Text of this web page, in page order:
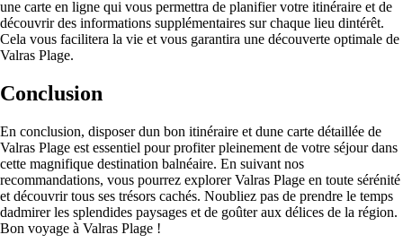
une carte en ligne qui vous permettra de planifier votre itinéraire et de
découvrir des informations supplémentaires sur chaque lieu dintérêt.
Cela vous facilitera la vie et vous garantira une découverte optimale de
Valras Plage.
Conclusion
En conclusion, disposer dun bon itinéraire et dune carte détaillée de
Valras Plage est essentiel pour profiter pleinement de votre séjour dans
cette magnifique destination balnéaire. En suivant nos
recommandations, vous pourrez explorer Valras Plage en toute sérénité
et découvrir tous ses trésors cachés. Noubliez pas de prendre le temps
dadmirer les splendides paysages et de goûter aux délices de la région.
Bon voyage à Valras Plage !